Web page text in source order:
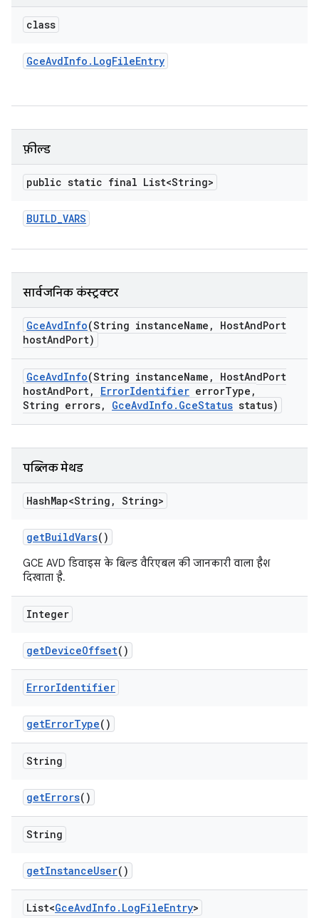
class
GceAvdInfo . LogFileEntry
फ़ील्ड
public static final List<String>
BUILD_VARS
सार्वजनिक कंस्ट्रक्टर
GceAvdInfo(String instanceName , HostAndPort
hostAndPort)
GceAvdInfo(String instanceName , HostAndPort
hostAndPort, ErrorIdentifier errorType ,
String errors, GceAvdInfo . GceStatus status)
पब्लिक मेथड
HashMap<String , String>
getBuildVars()
GCE AVD डिवाइस के बिल्ड वैरिएबल की जानकारी वाला हैश
दिखाता है.
Integer
getDeviceOffset()
ErrorIdentifier
getErrorType()
String
getErrors()
String
getInstanceUser()
List<GceAvdInfo . LogFileEntry>